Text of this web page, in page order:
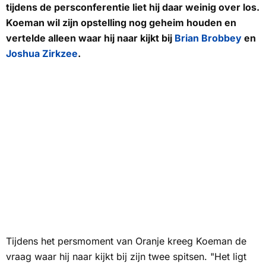
tijdens de persconferentie liet hij daar weinig over los.
Koeman wil zijn opstelling nog geheim houden en
vertelde alleen waar hij naar kijkt bij Brian Brobbey en
Joshua Zirkzee.
Tijdens het persmoment van Oranje kreeg Koeman de
vraag waar hij naar kijkt bij zijn twee spitsen. "Het ligt